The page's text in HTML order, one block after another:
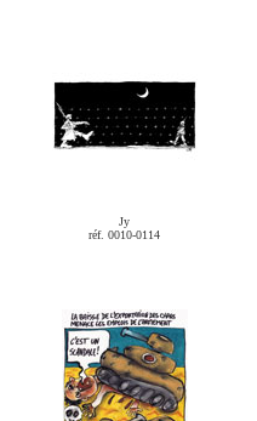
Jy
réf. 0010-0114